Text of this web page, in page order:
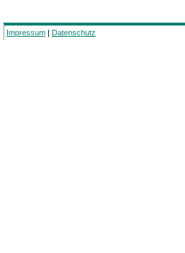
Impressum | Datenschutz